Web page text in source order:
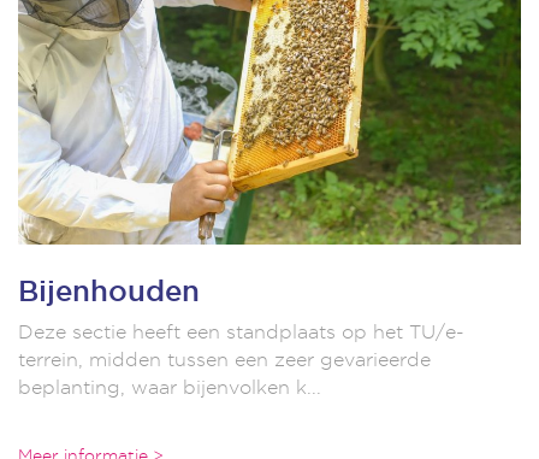
Bijenhouden
Deze sectie heeft een standplaats op het TU/e-
terrein, midden tussen een zeer gevarieerde
beplanting, waar bijenvolken k...
Meer informatie >